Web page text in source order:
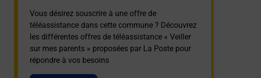
Vous désirez souscrire à une offre de
téléassistance dans cette commune ? Découvrez
les différentes offres de téléassistance « Veiller
sur mes parents » proposées par La Poste pour
répondre à vos besoins